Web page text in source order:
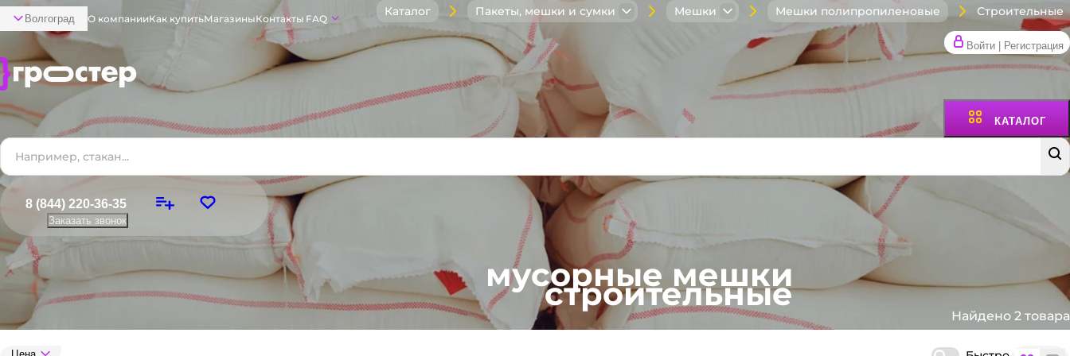
Волгоград О компанииКак купитьМагазиныКонтакты FAQ
Войти | Регистрация
КАТАЛОГ
8 (844) 220-36-35
Заказать звонок
Каталог Пакеты, мешки и сумки Мешки Мешки полипропиленовые Строительные
мусорные мешки
строительные
Найдено 2 товара
Цена